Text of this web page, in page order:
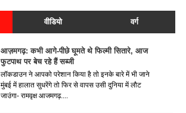
वीडियो वर्ग
आज़मगढ़: कभी आगे-पीछे घूमते थे फिल्मी सितारे, आज
फुटपाथ पर बेच रहे हैं सब्जी
लॉकडाउन ने आपको परेशान किया है तो इनके बारे में भी जाने
मुंबई में हालात सुधरेंगे तो फिर से वापस उसी दुनिया में लौट
जाउंगा- रामवृक्ष आजमगढ़....